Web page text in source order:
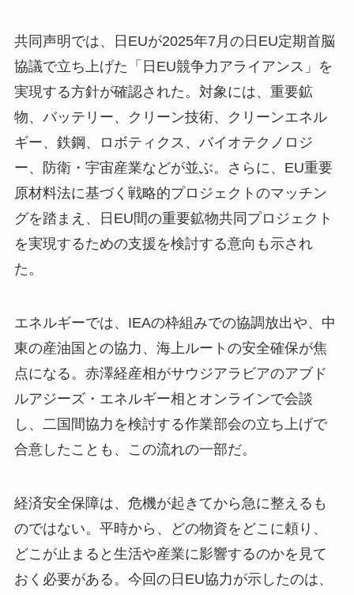
共同声明では、日EUが2025年7月の日EU定期首脳
協議で立ち上げた「日EU競争力アライアンス」を
実現する方針が確認された。対象には、重要鉱
物、バッテリー、クリーン技術、クリーンエネル
ギー、鉄鋼、ロボティクス、バイオテクノロジ
ー、防衛・宇宙産業などが並ぶ。さらに、EU重要
原材料法に基づく戦略的プロジェクトのマッチン
グを踏まえ、日EU間の重要鉱物共同プロジェクト
を実現するための支援を検討する意向も示され
た。
エネルギーでは、IEAの枠組みでの協調放出や、中
東の産油国との協力、海上ルートの安全確保が焦
点になる。赤澤経産相がサウジアラビアのアブド
ルアジーズ・エネルギー相とオンラインで会談
し、二国間協力を検討する作業部会の立ち上げで
合意したことも、この流れの一部だ。
経済安全保障は、危機が起きてから急に整えるも
のではない。平時から、どの物資をどこに頼り、
どこが止まると生活や産業に影響するのかを見て
おく必要がある。今回の日EU協力が示したのは、